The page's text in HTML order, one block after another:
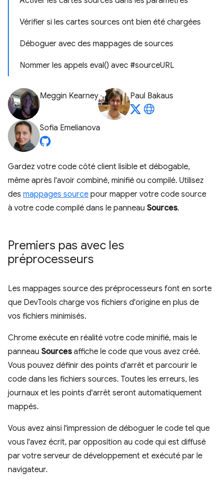
Vérifier si les cartes sources ont bien été chargées
Déboguer avec des mappages de sources
Nommer les appels eval() avec #sourceURL
Meggin Kearney Paul Bakaus
Sofia Emelianova
Gardez votre code côté client lisible et débogable,
même après l'avoir combiné, minifié ou compilé. Utilisez
des mappages source pour mapper votre code source
à votre code compilé dans le panneau Sources.
Premiers pas avec les
préprocesseurs
Les mappages source des préprocesseurs font en sorte
que DevTools charge vos fichiers d'origine en plus de
vos fichiers minimisés.
Chrome exécute en réalité votre code minifié, mais le
panneau Sourcesaffiche le code que vous avez créé.
Vous pouvez définir des points d'arrêt et parcourir le
code dans les fichiers sources. Toutes les erreurs, les
journaux et les points d'arrêt seront automatiquement
mappés.
Vous avez ainsi l'impression de déboguer le code tel que
vous l'avez écrit, par opposition au code qui est diffusé
par votre serveur de développement et exécuté par le
navigateur.